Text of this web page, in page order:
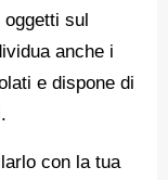
sul
anche i
e dispone di
con la tua